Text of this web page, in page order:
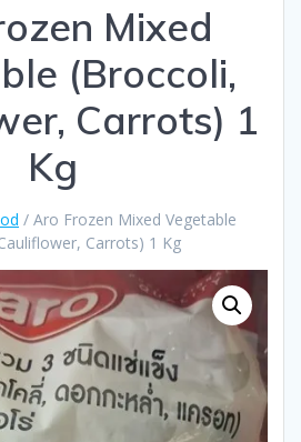
Mixed
(Broccoli,
Carrots) 1
Kg
/ Aro Frozen Mixed Vegetable
Carrots) 1 Kg